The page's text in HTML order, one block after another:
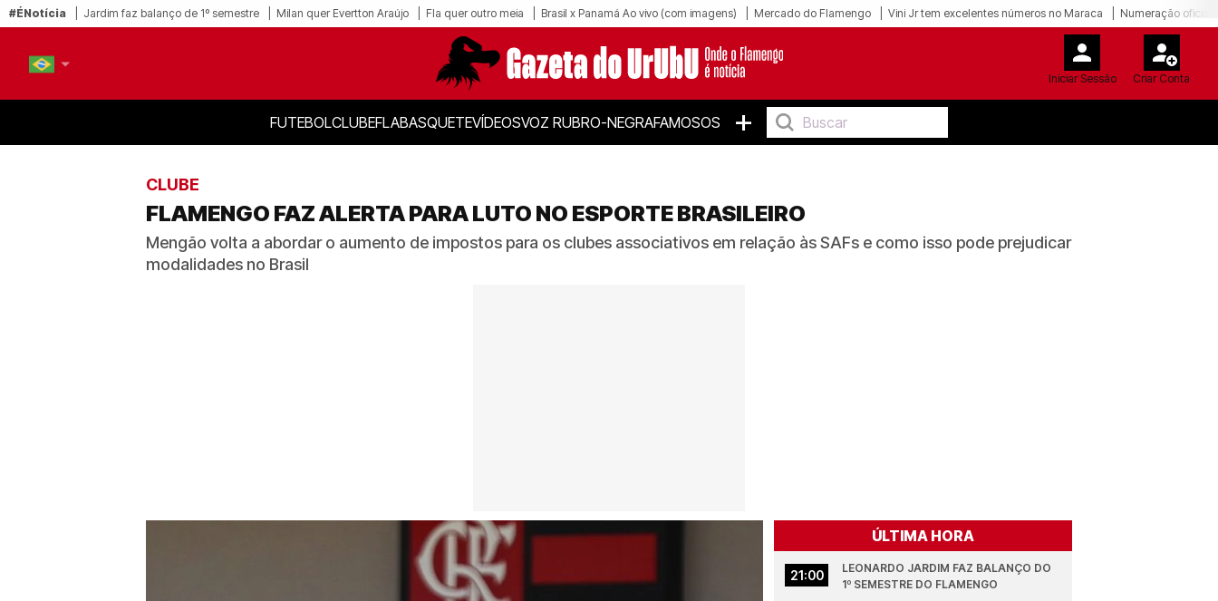
#ÉNotícia Jardim faz balanço de 1º semestre Milan quer Evertton Araújo Fla quer outro meia Brasil x Panamá Ao vivo (com imagens) Mercado do Flamengo Vini Jr tem excelentes números no Maraca Numeração oficial
Iniciar Sessão Criar Conta
FUTEBOLCLUBEFLABASQUETEVÍDEOSVOZ RUBRO-NEGRAFAMOSOS +
CLUBE
FLAMENGO FAZ ALERTA PARA LUTO NO ESPORTE BRASILEIRO
Mengão volta a abordar o aumento de impostos para os clubes associativos em relação às SAFs e como isso pode prejudicar
modalidades no Brasil
ÚLTIMA HORA
21:00
LEONARDO JARDIM FAZ BALANÇO DO
1º SEMESTRE DO FLAMENGO